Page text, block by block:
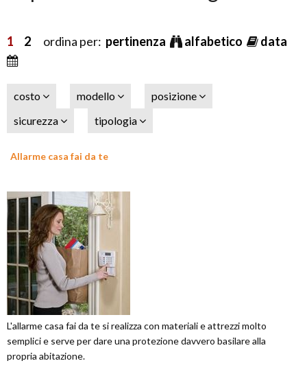
1 2 ordina per: pertinenza alfabetico data
costo modello
posizione
sicurezza
tipologia
Allarme casa fai da te
L'allarme casa fai da te si realizza con materiali e attrezzi molto
semplici e serve per dare una protezione davvero basilare alla
propria abitazione.